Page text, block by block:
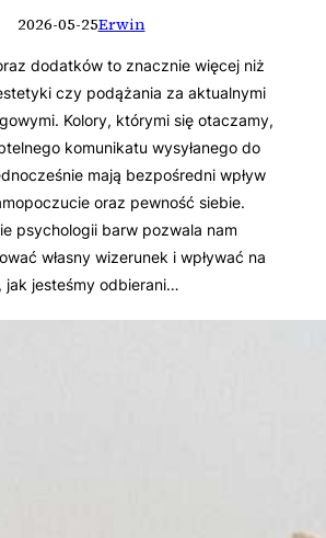
2026-05-25Erwin
dodatków to znacznie więcej niż
czy podążania za aktualnymi
Kolory, którymi się otaczamy,
komunikatu wysyłanego do
mają bezpośredni wpływ
oraz pewność siebie.
psychologii barw pozwala nam
własny wizerunek i wpływać na
jak jesteśmy odbierani…